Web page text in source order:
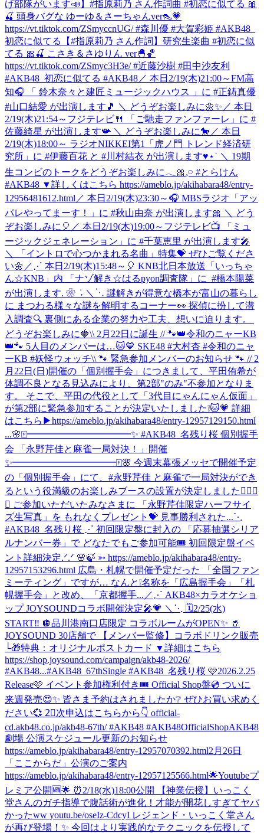
げ部隊がいます📣】#指原莉乃 さん作詞曲 #初恋に似てる 🎀
🍒 頭身バグな ゆーゆ＆さーちゃんver👠💗
https://vt.tiktok.com/ZSmyccnUG/ #森川優 #大賀彩姫 #AKB48_
初恋に似てる
【#指原莉乃 さん作詞】研究生楽曲 #初恋に似
てる 🎀🍒 こさき＆さゆりん ver🐣🏀
https://vt.tiktok.com/ZSmyc3H3e/ #近藤沙樹 #田中沙友利
#AKB48_初恋に似てる #AKB48／ 本日2/19(木)21:00～FM高
知🎧 「 鈴⽊奈々と建匠ミュージックハウス 」に #正鋳真優
#山口結愛 が出演します🎵 ＼ どうぞお楽しみに🌼✨ ／ 本日
2/19(木)21:54～フジテレビ🍴 「ご馳走ファンファーレ」に #
佐藤綺星 が出演します📯 ＼ どうぞお楽しみに🐎 ／ 本日
2/19(木)18:00～ ラジオNIKKEI第1「虎ノ門 トレンド経済研
究所」に #伊藤百花 と #川村結衣 が出演します♥⋆˙ ＼ 19期
生コンビのトークをどうぞお楽しみに𓂃🎀𓈒𓏸 #とらけん
#AKB48 ▼詳しくはこちら https://ameblo.jp/akihabara48/entry-
12956481612.html ／ 本日2/19(木)23:30～🎧 MBSラジオ「アッ
パレやってまーす！」に #秋山由奈 が出演します🎀 ＼ どう
ぞお楽しみに🎈 ／ 本日2/19(木)19:00～フジテレビ📺 「ミュ
ージックジェネレーション」に #千葉恵里 が出演します🎤
＼ 「イントロで心つかまれる名曲」特集💝 ぜひご覧くださ
い🌼 ‎／⋰ ‎本日2/19(木)15:48～🎈 ‎KNB北日本放送「いっちゃ
ん☆KNB」内 ‎「ナゾ解き☆はるpyon調査隊」に ‎ ⁦‪#橋本陽菜‬⁩
が出演します. ❀ ݁ ˖ ‎＼⋱ ‎謎解きが得意な橋本が富山の暮らし
に ‎まつわる様々な謎を解明するコーナー👀 ‎探偵に扮して潜
入調査🔍 ‎裏側にある企業の努力や工夫、想いに迫ります。 ‎
どうぞお楽しみに🍓\\ 2月22日に誕生 // 🐾👑令和のニャーKB
👑🐾 5人目のメンバーは…🐱💙 SKE48 #大村杏 #令和のニャ
ーKB #妖怪ウォッチ\\ 🐾 緊急参加メンバーのお知らせ 🐾 // 2
月22日(日)開催の「個別握手会」につきまして、平田侑希が
体調不良となる見込みにより、第2部"のみ"不参加となりま
す。 そこで、平田の代役として「3代目にゃんにゃん仮面」
が第2部に緊急参加することが決定いたしました❕🐱💗 詳細
はこちら▶https://ameblo.jp/akihabara48/entry-12957129150.html
...🌸🀄️━━━━━━━━━━━✨ #AKB48_名残り桜 個別握手
会 「永野芹佳と麻雀一局対決！」開催
✨━━━━━━━━━━━🀄️🌸 今週末幕張メッセで開催予定
の「個別握手会」にて、#永野芹佳 と麻雀で一局対決ができ
るという役満級のお楽しみブースの設置が決定しました✊🏻🎯
💖 ご参加いただいたみなさまに 「永野芹佳限定ハーフサイ
ズ生写真」を もれなくプレゼント💝 見事勝利された...⋱
#AKB48_名残り桜 ⋰ 初回限定盤に封入の 「応募抽選シリア
ルナンバー券」で どなたでもご参加可能🎟️ 初回限定盤イベ
ント詳細決定.ᐟ.ᐟ 🌸🍃 ➳ https://ameblo.jp/akihabara48/entry-
12957153296.html 広島・札幌で開催予定だった 「全国ファン
ミーティング」ですが… なんと❕名称を「広島握手会」「札
幌握手会」と改め、「京都握手... ／⋰ AKB48×カラオケショ
ップ JOYSOUNDコラボ開催決定🎤💗 ＼⋱ 🗓️2/25(水)
START‼️ 🪩品川港南口店限定 コラボルームがOPEN✨ 🥤
JOYSOUND 30店舗で 【メンバー監修】コラボドリンク販売
└🎁特典：オリジナルポストカード ▼詳細はこちら
https://shop.joysound.com/campaign/akb48-2026/
#AKB48...#AKB48_67thSingle #AKB48_名残り桜 🩷2026.2.25
Release🩷 イベント参加権利付き🎟️ Official Shop盤💿 ついに
来週発売😍✨ 皆さま予約はされましたか❔ ぜひお買い求めく
ださい💞 2⃣次申込はこちらから👇 official-
cd.akb48.co.jp/akb48-67th/ #AKB48 #AKB48OfficialShopAKB48
劇場 公演スケジュール更新のお知らせ
https://ameblo.jp/akihabara48/entry-12957070392.html2月26日
「ここからだ」公演のご案内
https://ameblo.jp/akihabara48/entry-12957125566.html🌟Youtubeプ
レミア公開🆕🌟 ⏰2/18(水)18:00公開 【神業伝授】いっこく
堂さんのガチ指導で腹話術が進化！才能が開花しすぎてヤバ
かったww youtu.be/oseIz-CdcyI レジェンド・いっこく堂さん
が再び登場！✨ 今回はより実践的なテクニックを伝授して